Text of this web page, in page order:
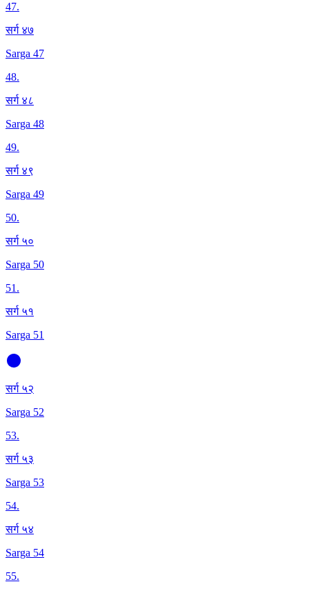
47.
सर्ग ४७
Sarga 47
48.
सर्ग ४८
Sarga 48
49.
सर्ग ४९
Sarga 49
50.
सर्ग ५०
Sarga 50
51.
सर्ग ५१
Sarga 51
सर्ग ५२
Sarga 52
53.
सर्ग ५३
Sarga 53
54.
सर्ग ५४
Sarga 54
55.